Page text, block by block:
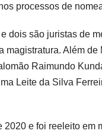
processos de
dois são juristas de
Além
Raimundo
Leite da Silva
e foi reeleito em